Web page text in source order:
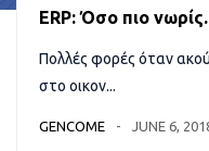
ERP: Όσο πιο
Πολλές φορές όταν
στο οικον...
GENCOME JUNE 6,